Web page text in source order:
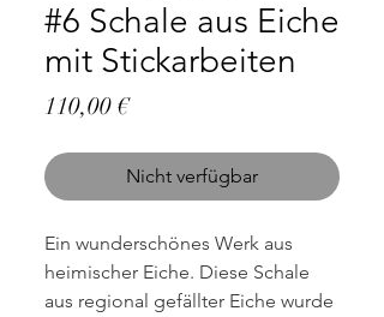
#6 Schale aus Eiche
mit Stickarbeiten
110,00 €Preis
Nicht verfügbar
Ein wunderschönes Werk aus
heimischer Eiche. Diese Schale
aus regional gefällter Eiche wurde